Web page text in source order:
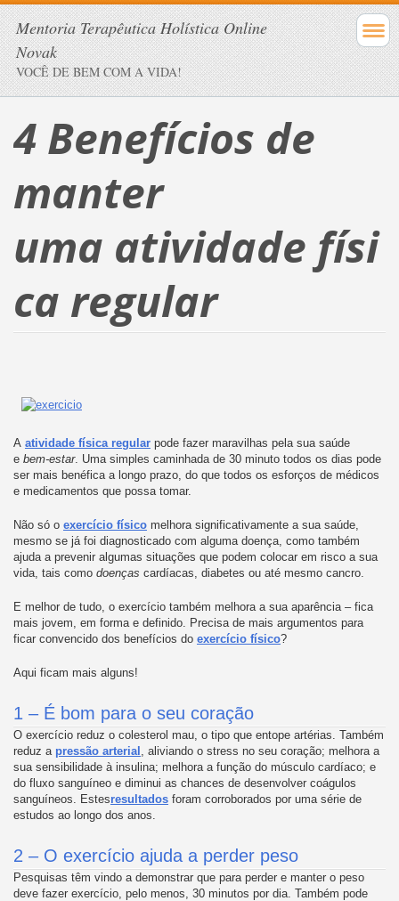
Mentoria Terapêutica Holística Online
Novak
VOCÊ DE BEM COM A VIDA!
4 Benefícios de
manter
uma atividade físi
ca regular
A atividade física regularpode fazer maravilhas pela sua saúde
e bem-estar. Uma simples caminhada de 30 minuto todos os dias pode
ser mais benéfica a longo prazo, do que todos os esforços de médicos
e medicamentos que possa tomar.
Não só o exercício físicomelhora significativamente a sua saúde,
mesmo se já foi diagnosticado com alguma doença, como também
ajuda a prevenir algumas situações que podem colocar em risco a sua
vida, tais como doenças cardíacas, diabetes ou até mesmo cancro.
E melhor de tudo, o exercício também melhora a sua aparência – fica
mais jovem, em forma e definido. Precisa de mais argumentos para
ficar convencido dos benefícios do exercício físico?
Aqui ficam mais alguns!
1 – É bom para o seu coração
O exercício reduz o colesterol mau, o tipo que entope artérias. Também
reduz a pressão arterial
, aliviando o stress no seu coração; melhora a
sua sensibilidade à insulina; melhora a função do músculo cardíaco; e
do fluxo sanguíneo e diminui as chances de desenvolver coágulos
sanguíneos. Estesresultadosforam corroborados por uma série de
estudos ao longo dos anos.
2 – O exercício ajuda a perder peso
Pesquisas têm vindo a demonstrar que para perder e manter o peso
deve fazer exercício, pelo menos, 30 minutos por dia. Também pode